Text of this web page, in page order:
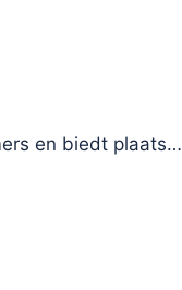
en biedt plaats…